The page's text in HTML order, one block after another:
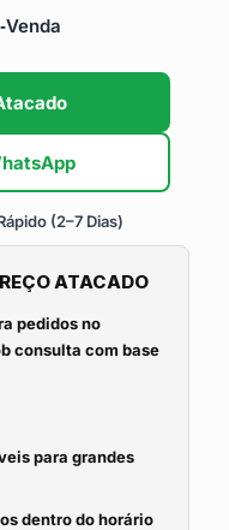
(2–7 Dias)
ATACADO
pedidos no
consulta com base
para grandes
dentro do horário